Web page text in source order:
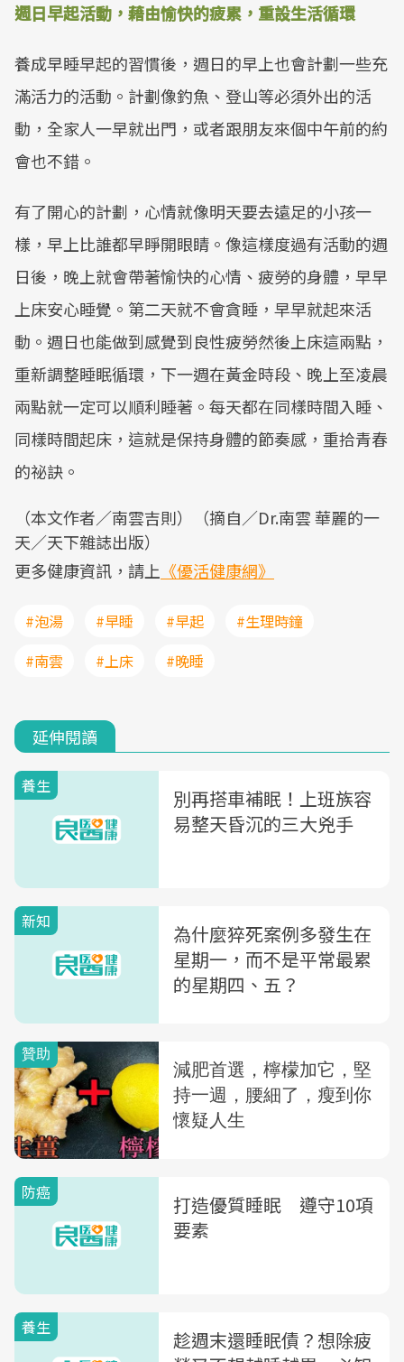
Mute
週日早起活動，藉由愉快的疲累，重設生活循環
養成早睡早起的習慣後，週日的早上也會計劃一些充
滿活力的活動。計劃像釣魚、登山等必須外出的活
動，全家人一早就出門，或者跟朋友來個中午前的約
會也不錯。
有了開心的計劃，心情就像明天要去遠足的小孩一
樣，早上比誰都早睜開眼睛。像這樣度過有活動的週
日後，晚上就會帶著愉快的心情、疲勞的身體，早早
上床安心睡覺。第二天就不會貪睡，早早就起來活
動。週日也能做到感覺到良性疲勞然後上床這兩點，
重新調整睡眠循環，下一週在黃金時段、晚上至凌晨
兩點就一定可以順利睡著。每天都在同樣時間入睡、
同樣時間起床，這就是保持身體的節奏感，重拾青春
的祕訣。
（本文作者／南雲吉則）（摘自／Dr.南雲 華麗的一
天／天下雜誌出版）
更多健康資訊，請上 《優活健康網》
#泡湯 #早睡 #早起
#生理時鐘
#南雲
#上床 #晚睡
延伸閱讀
養生
別再搭車補眠！上班族容
易整天昏沉的三大兇手
新知
為什麼猝死案例多發生在
星期一，而不是平常最累
的星期四、五？
防癌
打造優質睡眠 遵守10項
要素
養生
趁週末還睡眠債？想除疲